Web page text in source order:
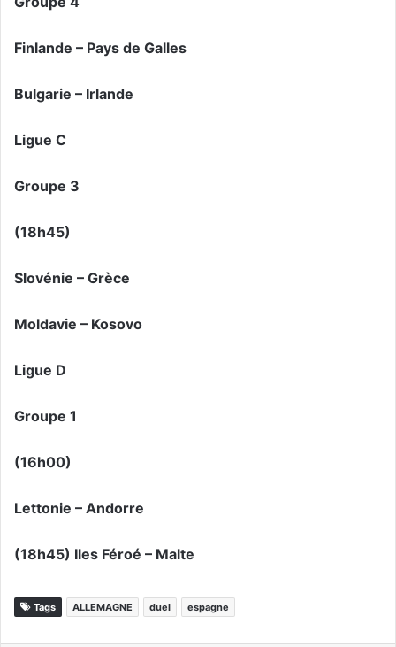
Finlande – Pays de Galles
Bulgarie – Irlande
Ligue C
Groupe 3
(18h45)
Slovénie – Grèce
Moldavie – Kosovo
Ligue D
Groupe 1
(16h00)
Lettonie – Andorre
(18h45) Iles Féroé – Malte
Tags ALLEMAGNE duel espagne